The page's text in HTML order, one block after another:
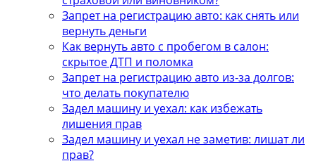
Запрет на регистрацию авто: как снять или
вернуть деньги
Как вернуть авто с пробегом в салон:
скрытое ДТП и поломка
Запрет на регистрацию авто из-за долгов:
что делать покупателю
Задел машину и уехал: как избежать
лишения прав
Задел машину и уехал не заметив: лишат ли
прав?